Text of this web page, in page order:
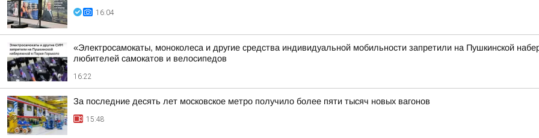
16:04
«Электросамокаты, моноколеса и другие средства индивидуальной мобильности запретили на Пушкинской
любителей самокатов и велосипедов
16:22
За последние десять лет московское метро получило более пяти тысяч новых вагонов
15:48